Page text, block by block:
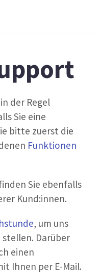
der Regel
Sie eine
bitte zuerst die
Funktionen
Sie ebenfalls
Kund:innen.
, um uns
stellen. Darüber
einen
Ihnen per E-Mail.